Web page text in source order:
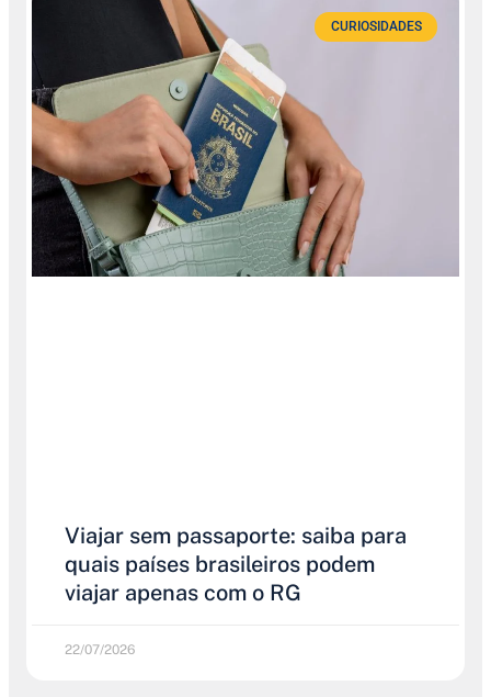
CURIOSIDADES
Viajar sem passaporte: saiba para
quais países brasileiros podem
viajar apenas com o RG
22/07/2026